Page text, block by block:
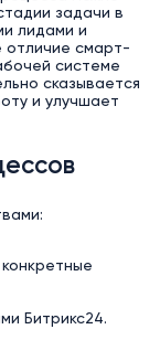
задачи в
лидами и
отличие смарт-
системе
сказывается
и улучшает
Битрикс24.